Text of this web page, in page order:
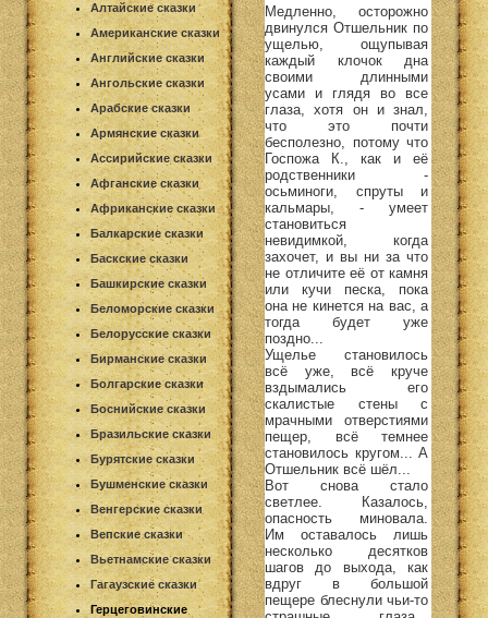
Алтайские сказки
Американские сказки
Английские сказки
Ангольские сказки
Арабские сказки
Армянские сказки
Ассирийские сказки
Афганские сказки
Африканские сказки
Балкарские сказки
Баскские сказки
Башкирские сказки
Беломорские сказки
Белорусские сказки
Бирманские сказки
Болгарские сказки
Боснийские сказки
Бразильские сказки
Бурятские сказки
Бушменские сказки
Венгерские сказки
Вепские сказки
Вьетнамские сказки
Гагаузские сказки
Герцеговинские
Медленно, осторожно
двинулся Отшельник по
ущелью, ощупывая
каждый клочок дна
своими длинными
усами и глядя во все
глаза, хотя он и знал,
что это почти
бесполезно, потому что
Госпожа К., как и её
родственники -
осьминоги, спруты и
кальмары, - умеет
становиться
невидимкой, когда
захочет, и вы ни за что
не отличите её от камня
или кучи песка, пока
она не кинется на вас, а
тогда будет уже
поздно...
Ущелье становилось
всё уже, всё круче
вздымались его
скалистые стены с
мрачными отверстиями
пещер, всё темнее
становилось кругом... А
Отшельник всё шёл...
Вот снова стало
светлее. Казалось,
опасность миновала.
Им оставалось лишь
несколько десятков
шагов до выхода, как
вдруг в большой
пещере блеснули чьи-то